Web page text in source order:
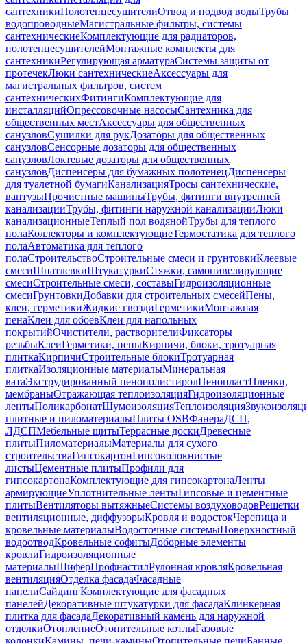
сантехникиПолотенцесушителиОтвод и подвод водыТрубы
водопроводныеМагистральные фильтры, системы
сантехническиеКомплектующие для радиаторов,
полотенцесушителейМонтажные комплекты для
сантехникиРегулирующая арматураСистемы защиты от
протечекЛюки сантехническиеАксессуары для
магистральных фильтров, систем
сантехническихФитингиКомплектующие для
инсталляцийОпрессовочные насосыСантехника для
общественных местАксессуары для общественных
санузловСушилки для рукДозаторы для общественных
санузловСенсорные дозаторы для общественных
санузловЛоктевые дозаторы для общественных
санузловДиспенсеры для бумажных полотенецДиспенсеры
для туалетной бумагиКанализацияТросы сантехнические,
вантузыПрочистные машиныТрубы, фитинги внутренней
канализацииТрубы, фитинги наружной канализацииЛюки
канализационныеТеплый пол водянойТрубы для теплого
полаКоллекторы и комплектующиеТермостатика для теплого
полаАвтоматика для теплого
полаСтроительствоСтроительные смеси и грунтовкиКлеевые
смесиШпатлевкиШтукатуркиСтяжки, самонивелирующие
смесиСтроительные смеси, составыГидроизоляционные
смесиГрунтовкиДобавки для строительных смесейПены,
клеи, герметикиЖидкие гвоздиГерметикиМонтажная
пенаКлеи для обоевКлеи для напольных
покрытийОчистители, растворителиФиксаторы
резьбыКлеиГерметики, пеныКирпичи, блоки, тротуарная
плиткаКирпичиСтроительные блокиТротуарная
плиткаИзоляционные материалыМинеральная
ватаЭкструдированный пенополистиролПенопластПленки,
мембраныОтражающая теплоизоляцияГидроизоляционные
лентыПоликарбонатШумоизоляцияТеплоизоляция
плитные и пиломатериалыПлиты OSBФанераДСП,
ЛДСПМебельные щитыТеррасные доскиДревесные
плитыПиломатериалыМатериалы для сухого
строительстваГипсокартонГипсоволокнистые
листыЦементные плитыПрофили для
гипсокартонаКомплектующие для гипсокартонаЛенты
армирующиеУплотнительные лентыГипсовые и цементные
плитыВентиляторы вытяжныеСистемы воздуховодовРешетки
вентиляционные, диффузорыКровля и водостокЧерепица и
кровельные материалыВодосточные системыПоверхностный
водоотводКровельные софитыДоборные элементы
кровлиГидроизоляционные
материалыШиферПрофнастилРулонная кровляКровельная
вентиляцияОтделка фасадаФасадные
панелиСайдингКомплектующие для фасадных
панелейДекоративные штукатурки для фасадаКлинкерная
плитка для фасадаДекоративный камень для наружной
отделкиОтоплениеОтопительные котлыГазовые
колонкиКамины, печи-каминыОтопительные печиБанные